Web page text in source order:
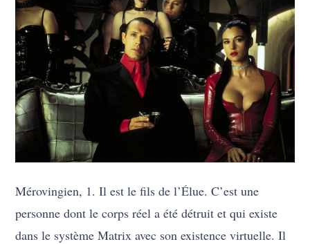
Mérovingien, 1. Il est le fils de l’Élue. C’est une
personne dont le corps réel a été détruit et qui existe
dans le système Matrix avec son existence virtuelle. Il